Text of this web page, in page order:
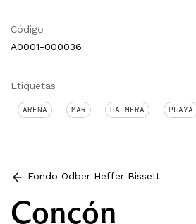
Código
A0001-000036
Etiquetas
ARENA MAR PALMERA PLAYA
Fondo Odber Heffer Bissett
Concón